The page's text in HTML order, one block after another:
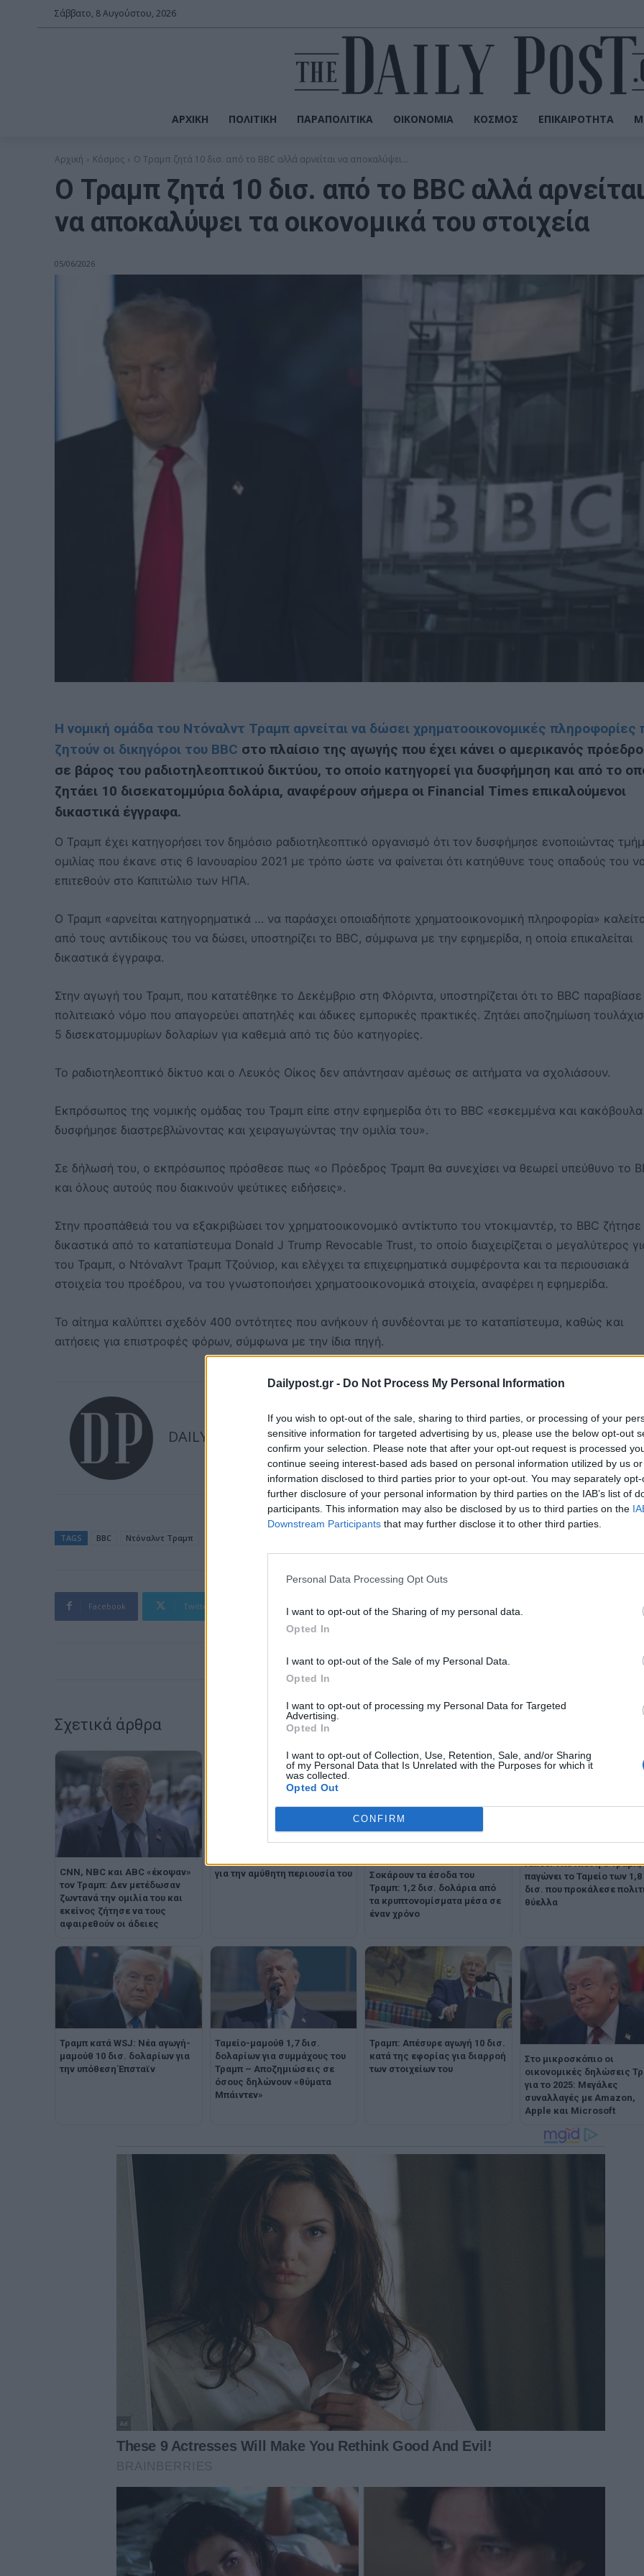
Dailypost.gr - Do Not Process My Personal Information
If you wish to opt-out of the sale, sharing to third parties, or processing of your
sensitive information for targeted advertising by us, please use the below opt-out
confirm your selection. Please note that after your opt-out request is processed
continue seeing interest-based ads based on personal information utilized by us
information disclosed to third parties prior to your opt-out. You may separately
further disclosure of your personal information by third parties on the IAB’s list of
participants. This information may also be disclosed by us to third parties on the
Downstream Participants that may further disclose it to other third parties.
Personal Data Processing Opt Outs
I want to opt-out of the Sharing of my personal data.
Opted In
I want to opt-out of the Sale of my Personal Data.
Opted In
I want to opt-out of processing my Personal Data for Targeted
Advertising.
Opted In
I want to opt-out of Collection, Use, Retention, Sale, and/or Sharing
of my Personal Data that Is Unrelated with the Purposes for which it
was collected.
Opted Out
CONFIRM
Σάββατο, 8 Αυγούστου, 2026
ΑΡΧΙΚΉ ΠΟΛΙΤΙΚΉ ΠΑΡΑΠΟΛΙΤΙΚΆ ΟΙΚΟΝΟΜΊΑ ΚΌΣΜΟΣ ΕΠΙΚΑΙΡΌΤΗΤΑ
Αρχική Κόσμος Ο Τραμπ ζητά 10 δισ. από το BBC αλλά αρνείται να αποκαλύψει...
Ο Τραμπ ζητά 10 δισ. από το BBC αλλά αρνείται
να αποκαλύψει τα οικονομικά του στοιχεία
05/06/2026
Η νομική ομάδα του Ντόναλντ Τραμπ αρνείται να δώσει χρηματοοικονομικές πληροφορίες
ζητούν οι δικηγόροι του BBC στο πλαίσιο της αγωγής που έχει κάνει ο αμερικανός
σε βάρος του ραδιοτηλεοπτικού δικτύου, το οποίο κατηγορεί για δυσφήμηση και από το
ζητάει 10 δισεκατομμύρια δολάρια, αναφέρουν σήμερα οι Financial Times επικαλούμενοι
δικαστικά έγγραφα.
Ο Τραμπ έχει κατηγορήσει τον δημόσιο ραδιοτηλεοπτικό οργανισμό ότι τον δυσφήμησε ενοποιώντας
ομιλίας που έκανε στις 6 Ιανουαρίου 2021 με τρόπο ώστε να φαίνεται ότι κατηύθυνε τους οπαδούς του
επιτεθούν στο Καπιτώλιο των ΗΠΑ.
Ο Τραμπ «αρνείται κατηγορηματικά … να παράσχει οποιαδήποτε χρηματοοικονομική πληροφορία»
από τους αντιδίκους του να δώσει, υποστηρίζει το BBC, σύμφωνα με την εφημερίδα, η οποία επικαλείται
δικαστικά έγγραφα.
Στην αγωγή του Τραμπ, που κατατέθηκε το Δεκέμβριο στη Φλόριντα, υποστηρίζεται ότι το BBC παραβίασε
πολιτειακό νόμο που απαγορεύει απατηλές και άδικες εμπορικές πρακτικές. Ζητάει αποζημίωση
5 δισεκατομμυρίων δολαρίων για καθεμιά από τις δύο κατηγορίες.
Το ραδιοτηλεοπτικό δίκτυο και ο Λευκός Οίκος δεν απάντησαν αμέσως σε αιτήματα να σχολιάσουν.
Εκπρόσωπος της νομικής ομάδας του Τραμπ είπε στην εφημερίδα ότι το BBC «εσκεμμένα και
δυσφήμησε διαστρεβλώνοντας και χειραγωγώντας την ομιλία του».
Σε δήλωσή του, ο εκπρόσωπος πρόσθεσε πως «ο Πρόεδρος Τραμπ θα συνεχίσει να θεωρεί υπεύθυνο το
και όλους αυτούς που διακινούν ψεύτικες ειδήσεις».
Στην προσπάθειά του να εξακριβώσει τον χρηματοοικονομικό αντίκτυπο του ντοκιμαντέρ, το BBC ζήτησε
δικαστικά από το καταπίστευμα Donald J Trump Revocable Trust, το οποίο διαχειρίζεται ο μεγαλύτερος
του Τραμπ, ο Ντόναλντ Τραμπ Τζούνιορ, και ελέγχει τα επιχειρηματικά συμφέροντα και τα περιουσιακά
στοιχεία του προέδρου, να του γνωστοποιήσει χρηματοοικονομικά στοιχεία, αναφέρει η εφημερίδα.
Το αίτημα καλύπτει σχεδόν 400 οντότητες που ανήκουν ή συνδέονται με το καταπίστευμα, καθώς και
αιτήσεις για επιστροφές φόρων, σύμφωνα με την ίδια πηγή.
DAILYPOST
TAGS BBC Ντόναλντ Τραμπ
Facebook Twitter Pinterest WhatsApp
Σχετικά άρθρα
CNN, NBC και ABC «έκοψαν»
τον Τραμπ: Δεν μετέδωσαν
ζωντανά την ομιλία του και
εκείνος ζήτησε να τους
αφαιρεθούν οι άδειες
για την αμύθητη περιουσία του
Σοκάρουν τα έσοδα του
Τραμπ: 1,2 δισ. δολάρια από
τα κρυπτονομίσματα μέσα σε
έναν χρόνο
Axios: Υπό πίεση ο Τραμπ,
παγώνει το Ταμείο των 1,8
δισ. που προκάλεσε
θύελλα
Τραμπ κατά WSJ: Νέα αγωγή-
μαμούθ 10 δισ. δολαρίων για
την υπόθεση Έπσταϊν
Ταμείο-μαμούθ 1,7 δισ.
δολαρίων για συμμάχους του
Τραμπ – Αποζημιώσεις σε
όσους δηλώνουν «θύματα
Μπάιντεν»
Τραμπ: Απέσυρε αγωγή 10 δισ.
κατά της εφορίας για διαρροή
των στοιχείων του
Στο μικροσκόπιο οι
οικονομικές δηλώσεις
για το 2025: Μεγάλες
συναλλαγές με Amazon,
Apple και Microsoft